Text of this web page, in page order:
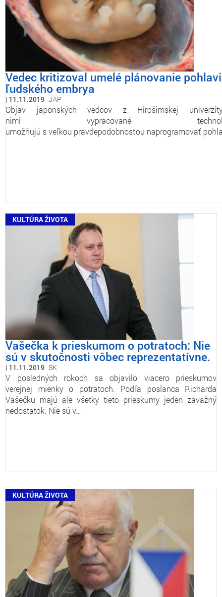
Vedec kritizoval umelé plánovanie
ľudského embrya
11.11.2019 JAP
Objav japonských vedcov z Hirošimskej
nimi vypracované
umožňujú s veľkou pravdepodobnosťou naprogramovať
KULTÚRA ŽIVOTA
Vašečka k prieskumom o potratoch: Nie
sú v skutočnosti vôbec reprezentatívne.
11.11.2019 SK
V posledných rokoch sa objavilo viacero prieskumov
verejnej mienky o potratoch. Podľa poslanca Richarda
Vašečku majú ale všetky tieto prieskumy jeden závažný
nedostatok. Nie sú v…
KULTÚRA ŽIVOTA